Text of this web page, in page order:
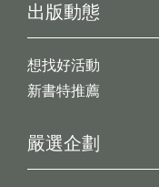
出版動態
想找好活動
新書特推薦
嚴選企劃